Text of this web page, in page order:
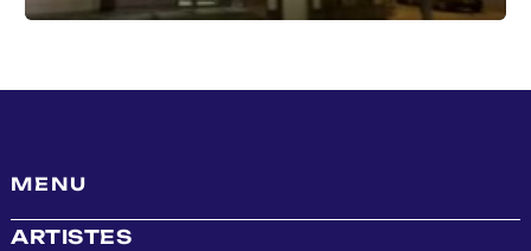
MENU
ARTISTES